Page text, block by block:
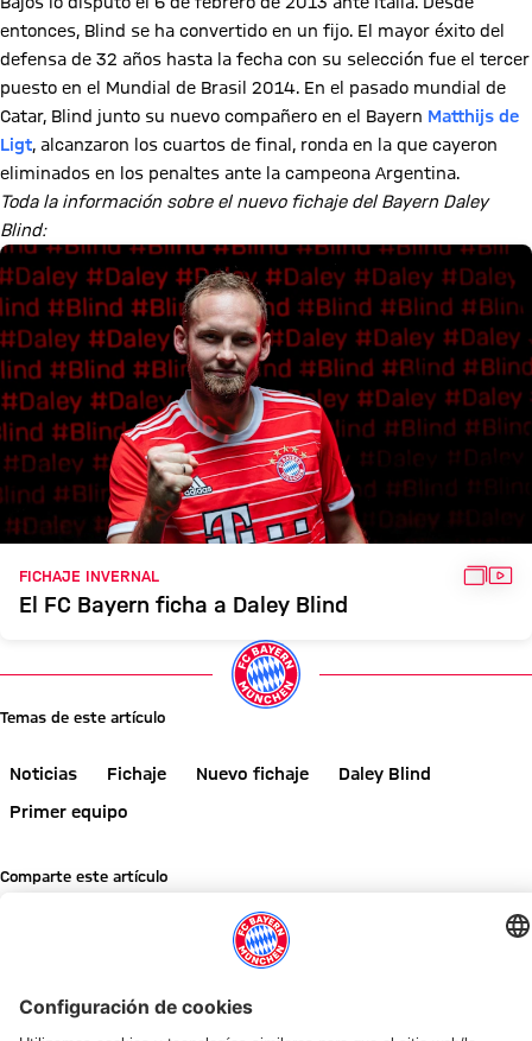
entonces, Blind se ha convertido en un fijo. El mayor éxito del
defensa de 32 años hasta la fecha con su selección fue el tercer
puesto en el Mundial de Brasil 2014. En el pasado mundial de
Catar, Blind junto su nuevo compañero en el Bayern Matthijs de
Ligt, alcanzaron los cuartos de final, ronda en la que cayeron
eliminados en los penaltes ante la campeona Argentina.
Toda la información sobre el nuevo fichaje del Bayern Daley
Blind:
FICHAJE INVERNAL
El FC Bayern ficha a Daley Blind
Temas de este artículo
Noticias Fichaje Nuevo fichaje
Daley Blind
Primer equipo
Comparte este artículo
NOTICIAS RELACIONADAS
AUDI FOOTBALL SUMMIT
GALERÍA